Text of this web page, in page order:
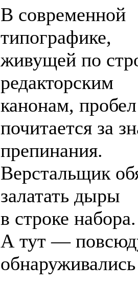
В современной
типографике,
живущей по
редакторским
канонам, пробел
почитается за
препинания.
Верстальщик
залатать дыры
в строке набора.
А тут —
обнаруживались